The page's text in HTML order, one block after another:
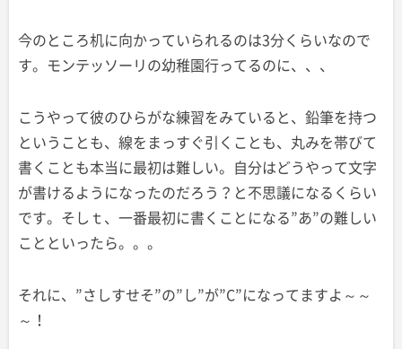
今のところ机に向かっていられるのは3分くらいなので
す。モンテッソーリの幼稚園行ってるのに、、、
こうやって彼のひらがな練習をみていると、鉛筆を持つ
ということも、線をまっすぐ引くことも、丸みを帯びて
書くことも本当に最初は難しい。自分はどうやって文字
が書けるようになったのだろう？と不思議になるくらい
です。そしｔ、一番最初に書くことになる”あ”の難しい
ことといったら。。。
それに、”さしすせそ”の”し”が”C”になってますよ～～
～！